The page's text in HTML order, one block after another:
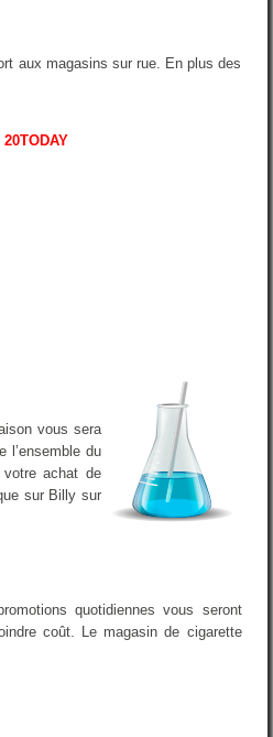
aux magasins sur rue. En plus des
vous sera
l’ensemble du
achat de
sur Billy sur
quotidiennes vous seront
coût. Le magasin de cigarette